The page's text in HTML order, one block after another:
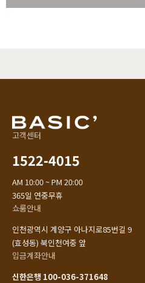
고객센터
1522-4015
AM 10:00 ~ PM 20:00
365일 연중무휴
쇼룸안내
인천광역시 계양구 아나지로85번길 9
(효성동) 북인천여중 앞
입금계좌안내
신한은행 100-036-371648